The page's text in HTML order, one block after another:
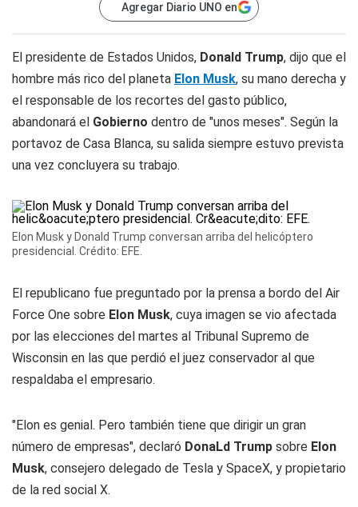
Agregar Diario UNO en
El presidente de Estados Unidos, Donald Trump, dijo que el
hombre más rico del planeta Elon Musk, su mano derecha y
el responsable de los recortes del gasto público,
abandonará el Gobierno dentro de "unos meses". Según la
portavoz de Casa Blanca, su salida siempre estuvo prevista
una vez concluyera su trabajo.
Elon Musk y Donald Trump conversan arriba del helicóptero
presidencial. Crédito: EFE.
El republicano fue preguntado por la prensa a bordo del Air
Force One sobre Elon Musk, cuya imagen se vio afectada
por las elecciones del martes al Tribunal Supremo de
Wisconsin en las que perdió el juez conservador al que
respaldaba el empresario.
"Elon es genial. Pero también tiene que dirigir un gran
número de empresas", declaró DonaLd Trump sobre Elon
Musk, consejero delegado de Tesla y SpaceX, y propietario
de la red social X.